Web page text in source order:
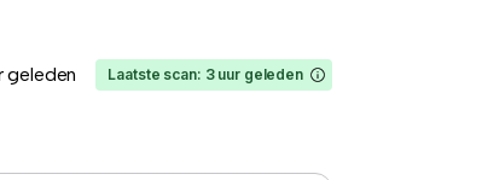
geleden Laatste scan: 3 uur geleden